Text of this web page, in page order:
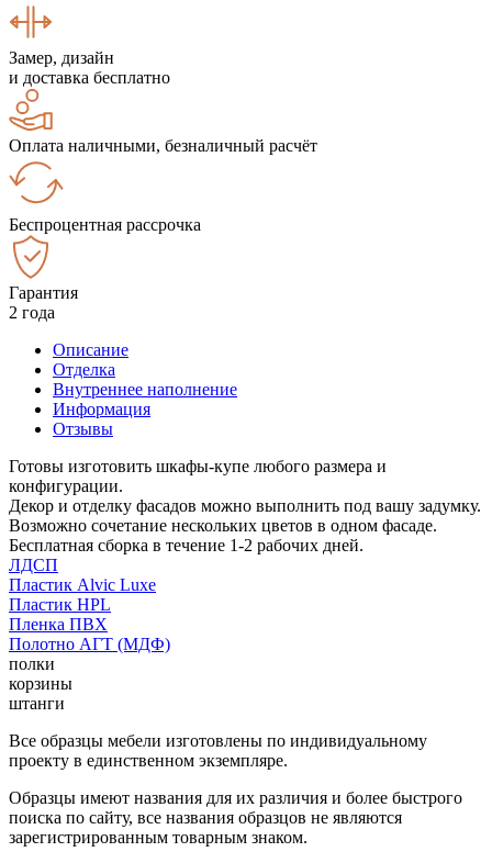
Замер, дизайн
и доставка бесплатно
Оплата наличными, безналичный расчёт
Беспроцентная рассрочка
Гарантия
2 года
Описание
Отделка
Внутреннее наполнение
Информация
Отзывы
Готовы изготовить шкафы-купе любого размера и
конфигурации.
Декор и отделку фасадов можно выполнить под вашу задумку.
Возможно сочетание нескольких цветов в одном фасаде.
Бесплатная сборка в течение 1-2 рабочих дней.
ЛДСП
Пластик Alvic Luxe
Пластик HPL
Пленка ПВХ
Полотно АГТ (МДФ)
полки
корзины
штанги
Все образцы мебели изготовлены по индивидуальному
проекту в единственном экземпляре.
Образцы имеют названия для их различия и более быстрого
поиска по сайту, все названия образцов не являются
зарегистрированным товарным знаком.